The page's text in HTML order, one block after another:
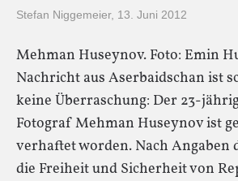
Stefan Niggemeier, 13. Juni 2012
Mehman Huseynov. Foto: Emin
Nachricht aus Aserbaidschan ist
keine Überraschung: Der 23-
Fotograf Mehman Huseynov ist
verhaftet worden. Nach Angaben
die Freiheit und Sicherheit von